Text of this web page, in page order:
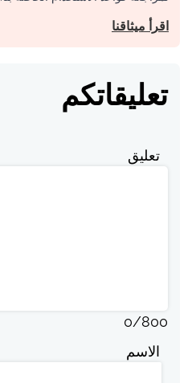
اقرأ ميثاقنا
تعليقاتكم
تعليق
0/800
الاسم